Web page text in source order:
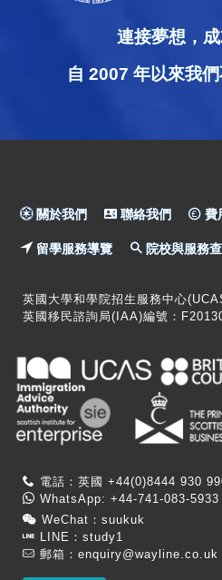
連接夢想，成
自 2007 年以來我們
關於我們 聯絡我們 費
留學服務導覽 院校與服務
英國大學和學院招生服務中心
英國移民諮詢局(IAA)編號：
電話：英國 +44(0)8444 930
WhatsApp: +44-741-083-5933
WeChat：suukuk
LINE：study1
郵箱： enquiry@wayline.co.uk